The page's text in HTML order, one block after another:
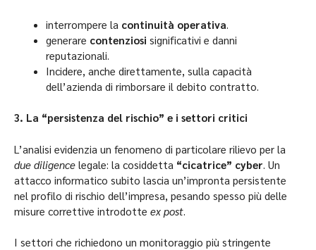
interrompere la continuità operativa
generare contenziosi significativi e danni
reputazionali.
Incidere, anche direttamente, sulla capacità
dell’azienda di rimborsare il debito contratto.
3. La “persistenza del rischio” e i settori critici
L’analisi evidenzia un fenomeno di particolare rilievo per la
due diligence legale: la cosiddetta “cicatrice” cyber . Un
attacco informatico subito lascia un’impronta persistente
nel profilo di rischio dell’impresa, pesando spesso più delle
misure correttive introdotte ex post
I settori che richiedono un monitoraggio più stringente